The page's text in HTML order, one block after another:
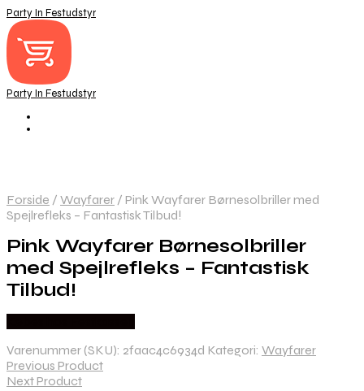
Party In Festudstyr
Party In Festudstyr
Forside / Wayfarer / Pink Wayfarer Børnesolbriller med
Spejlrefleks – Fantastisk Tilbud!
Pink Wayfarer Børnesolbriller
med Spejlrefleks – Fantastisk
Tilbud!
Varenummer (SKU): 2faac4c6934d Kategori: Wayfarer
Previous Product
Next Product